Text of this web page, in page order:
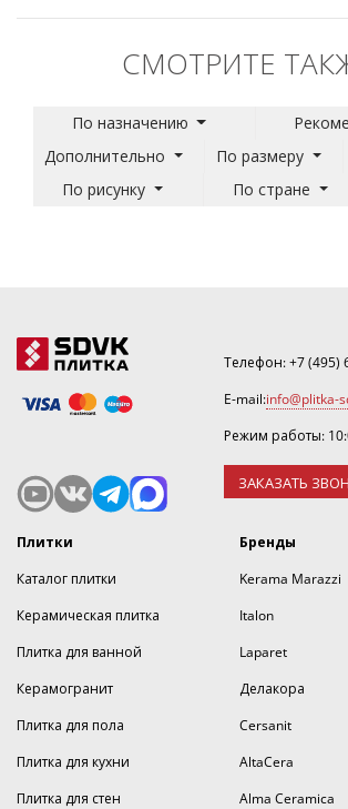
СМОТРИТЕ
По назначению
Дополнительно
По размеру
По рисунку
По стране
Телефон:+7 (495)
E-mail:info@plitka-
Режим работы:
ЗАКАЗАТЬ
Плитки
Каталог плитки
Керамическая плитка
Плитка для ванной
Керамогранит
Плитка для пола
Плитка для кухни
Плитка для стен
Бренды
Kerama Marazzi
Italon
Laparet
Делакора
Cersanit
AltaCera
Alma Ceramica